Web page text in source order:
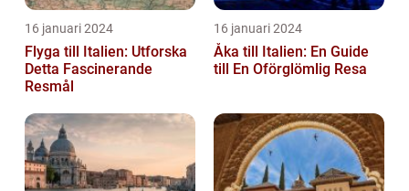
16 januari 2024
Flyga till Italien: Utforska
Detta Fascinerande
Resmål
16 januari 2024
Åka till Italien: En Guide
till En Oförglömlig Resa